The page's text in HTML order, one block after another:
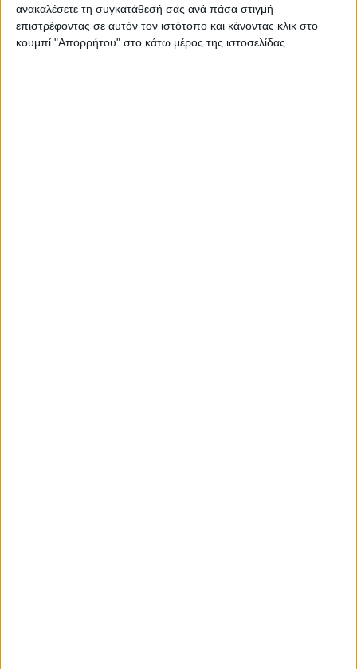
ανακαλέσετε τη συγκατάθεσή σας ανά πάσα στιγμή
επιστρέφοντας σε αυτόν τον ιστότοπο και κάνοντας κλικ στο
κουμπί "Απορρήτου" στο κάτω μέρος της ιστοσελίδας.
ΠΑΡΟΜΟΙΑ ΑΡΘΡΑ